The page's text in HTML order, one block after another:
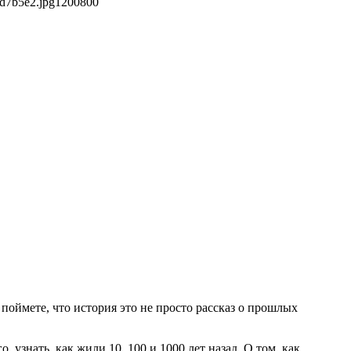
что история это не просто рассказ о прошлых